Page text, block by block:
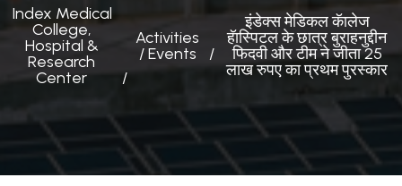
Index Medical
College,
Hospital &
Research
Center
Activities
/ Events
इंडेक्स मेडिकल कॅालेज
हॅास्पिटल के छात्र बुराहनुद्दीन
फिदवी और टीम ने जीता 25
लाख रुपए का प्रथम पुरस्कार